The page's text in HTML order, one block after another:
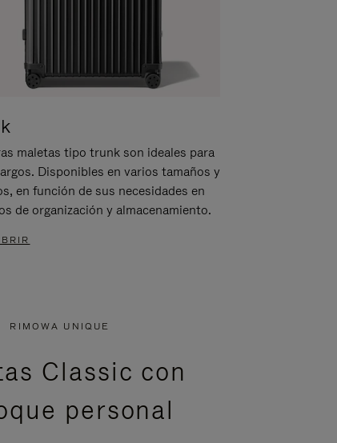
maletas tipo trunk son ideales para
Disponibles en varios tamaños y
en función de sus necesidades en
de organización y almacenamiento.
RIMOWA UNIQUE
Classic con
personal